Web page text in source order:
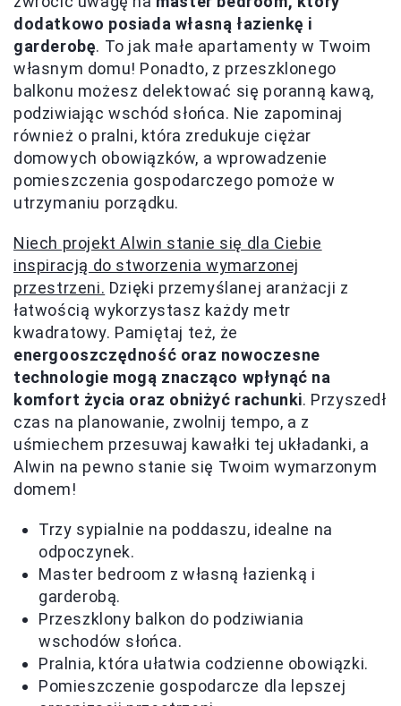
dodatkowo posiada własną łazienkę i
garderobę. To jak małe apartamenty w Twoim
własnym domu! Ponadto, z przeszklonego
balkonu możesz delektować się poranną kawą,
podziwiając wschód słońca. Nie zapominaj
również o pralni, która zredukuje ciężar
domowych obowiązków, a wprowadzenie
pomieszczenia gospodarczego pomoże w
utrzymaniu porządku.
Niech projekt Alwin stanie się dla Ciebie
inspiracją do stworzenia wymarzonej
przestrzeni. Dzięki przemyślanej aranżacji z
łatwością wykorzystasz każdy metr
kwadratowy. Pamiętaj też, że
energooszczędność oraz nowoczesne
technologie mogą znacząco wpłynąć na
komfort życia oraz obniżyć rachunki. Przyszedł
czas na planowanie, zwolnij tempo, a z
uśmiechem przesuwaj kawałki tej układanki, a
Alwin na pewno stanie się Twoim wymarzonym
domem!
Trzy sypialnie na poddaszu, idealne na
odpoczynek.
Master bedroom z własną łazienką i
garderobą.
Przeszklony balkon do podziwiania
wschodów słońca.
Pralnia, która ułatwia codzienne obowiązki.
Pomieszczenie gospodarcze dla lepszej